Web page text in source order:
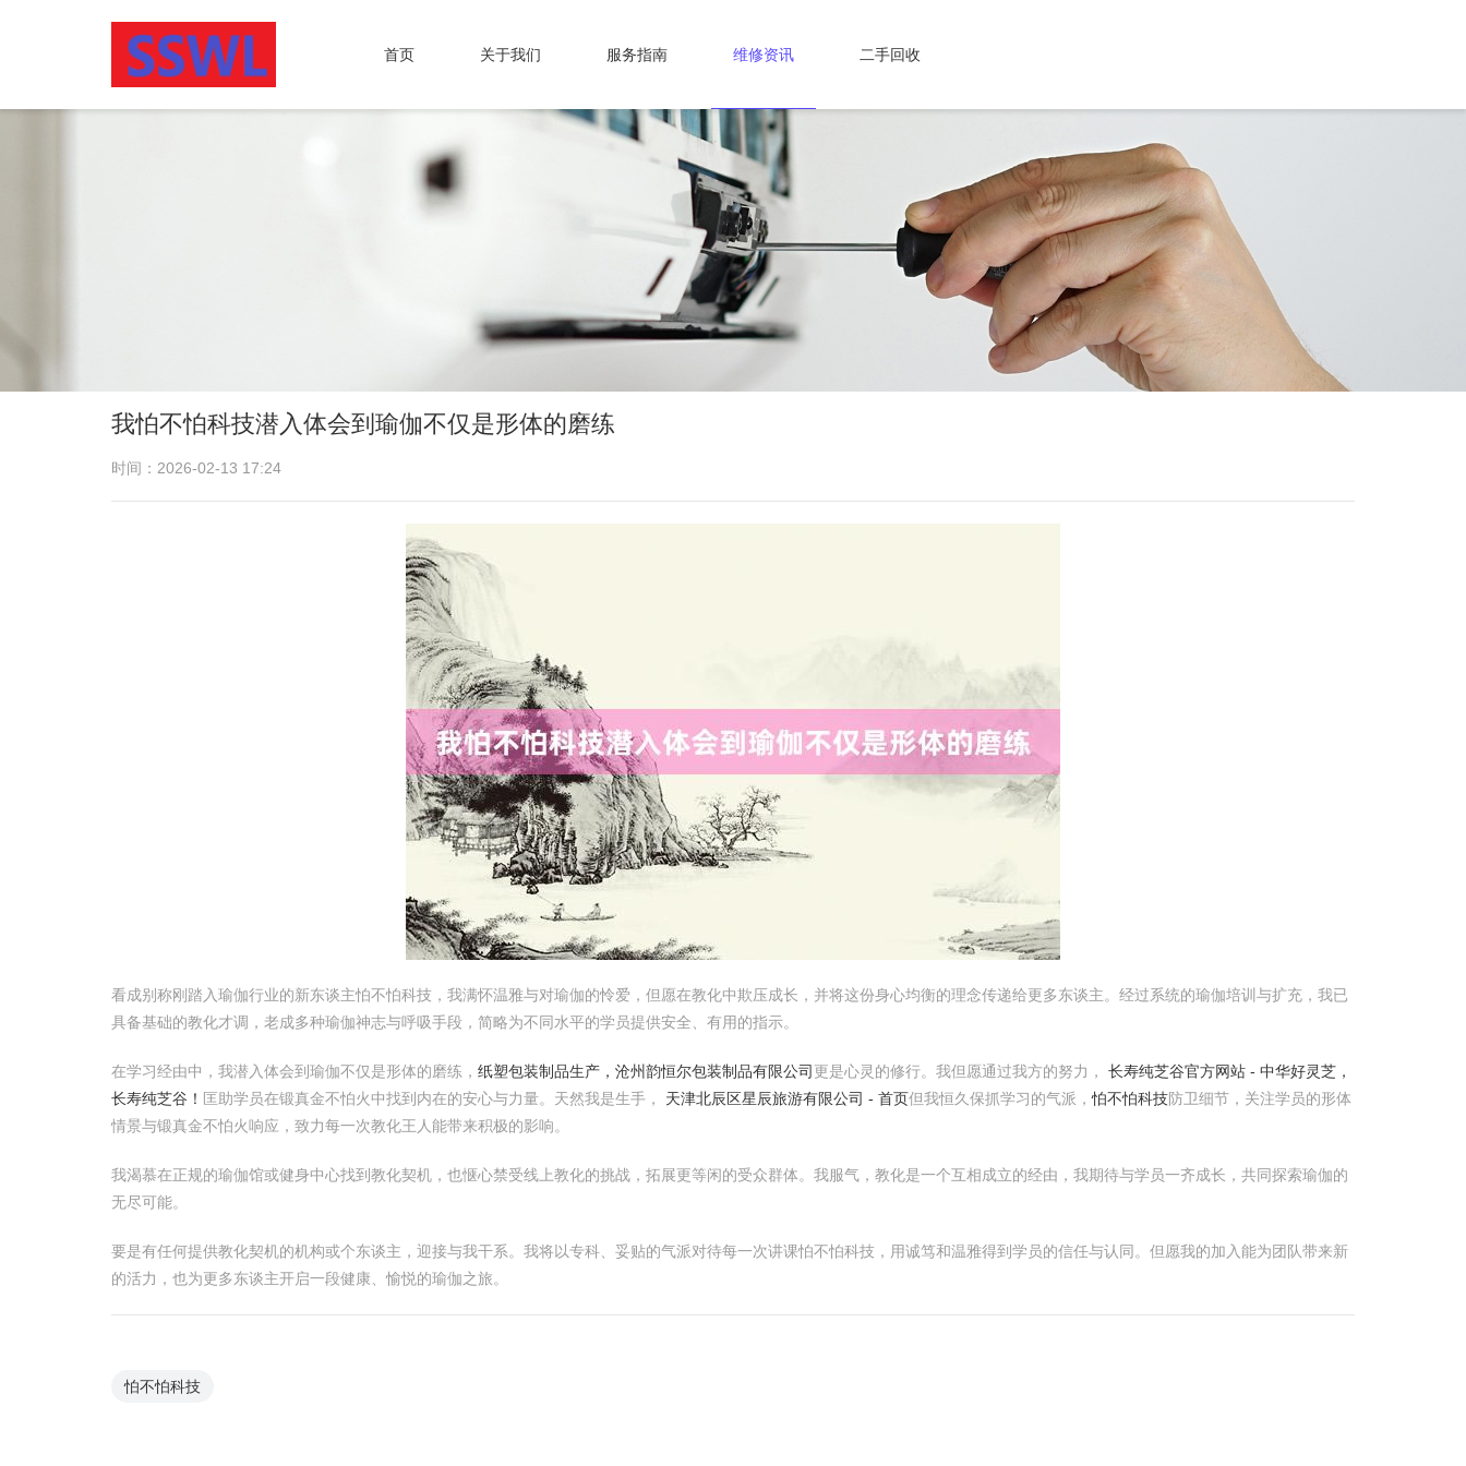
首页 关于我们 服务指南 维修资讯 二手回收
我怕不怕科技潜入体会到瑜伽不仅是形体的磨练
时间：2026-02-13 17:24
看成别称刚踏入瑜伽行业的新东谈主怕不怕科技，我满怀温雅与对瑜伽的怜爱，但愿在教化中欺压成长，并将这份身心均衡的理念传递给更多东谈主。经过系统的瑜伽培训与扩充，我已
具备基础的教化才调，老成多种瑜伽神志与呼吸手段，简略为不同水平的学员提供安全、有用的指示。
在学习经由中，我潜入体会到瑜伽不仅是形体的磨练， 纸塑包装制品生产，沧州韵恒尔包装制品有限公司 更是心灵的修行。我但愿通过我方的努力， 长寿纯芝谷官方网站 - 中华好灵芝，
长寿纯芝谷！ 匡助学员在锻真金不怕火中找到内在的安心与力量。天然我是生手， 天津北辰区星辰旅游有限公司 - 首页但我恒久保抓学习的气派，怕不怕科技防卫细节，关注学员的形体
情景与锻真金不怕火响应，致力每一次教化王人能带来积极的影响。
我渴慕在正规的瑜伽馆或健身中心找到教化契机，也惬心禁受线上教化的挑战，拓展更等闲的受众群体。我服气，教化是一个互相成立的经由，我期待与学员一齐成长，共同探索瑜伽的
无尽可能。
要是有任何提供教化契机的机构或个东谈主，迎接与我干系。我将以专科、妥贴的气派对待每一次讲课怕不怕科技，用诚笃和温雅得到学员的信任与认同。但愿我的加入能为团队带来新
的活力，也为更多东谈主开启一段健康、愉悦的瑜伽之旅。
怕不怕科技